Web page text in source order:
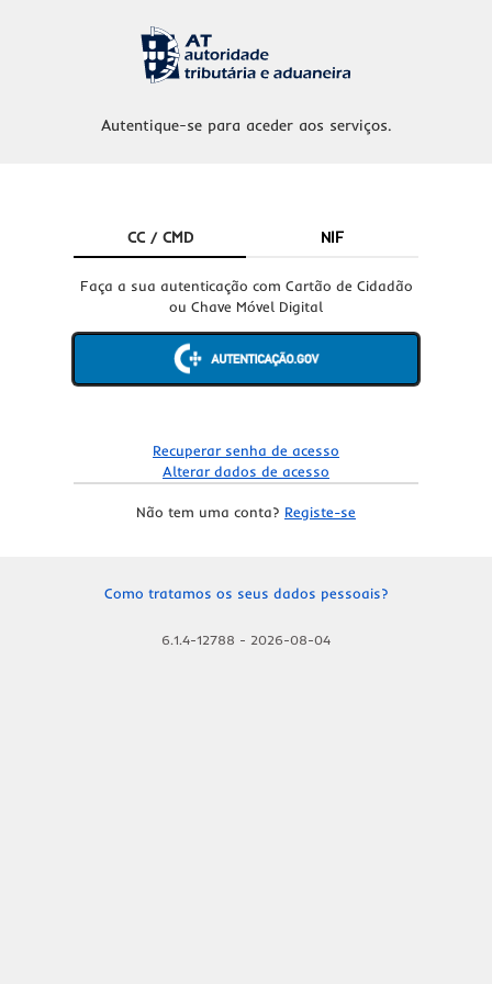
Autentique-se para aceder aos serviços.
CC / CMD NIF
Faça a sua autenticação com Cartão de Cidadão
ou Chave Móvel Digital
Recuperar senha de acesso
Alterar dados de acesso
Não tem uma conta? Registe-se
Como tratamos os seus dados pessoais?
6.1.4-12788 - 2026-08-04